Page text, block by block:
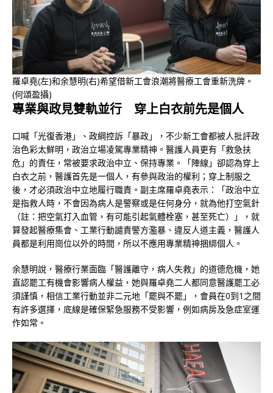
羅卓堯(左)和余慧明(右)希望借新工會浪潮將醫療工會重新洗牌。
(何頌盈攝)
專業與政見雙軌並行 穿上白衣前先是個人
口喊「光復香港」、政綱控訴「暴政」，不少新工會都被人批評政
治色彩太鮮明，政治立場凌駕專業精神。醫護人員更有「救急扶
危」的責任，常被要求政治中立、保持專業。「陣線」卻認為穿上
白衣之前，醫護首先是一個人，有參與政治的權利；穿上制服之
後，才必須政治中立地履行職責。副主席羅卓堯表示：「政治中立
是指救人時，不會因為病人是警察或是任何身分，就為他打空氣針
（註：把空氣打入血管，有可能引起氣體栓塞，甚至死亡）」，就
算發起醫療集會、工業行動譴責警方濫暴、違反人道主義，醫護人
員都是利用崗位以外的時間，所以不應用專業精神捆綁個人。
余慧明說，醫療行業面臨「醫護離守，病人失救」的道德危機，她
直認罷工有機會影響病人權益，她與羅卓堯二人都同意醫護罷工必
須謹慎，相信工業行動並非二元地「罷與不罷」，會員在0到1之間
有許多選擇，底線是確保緊急服務不受影響，例如病房及急症室運
作如常。